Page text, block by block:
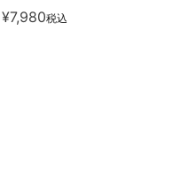
¥7,980税込